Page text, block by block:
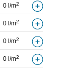
0 l/m2
0 l/m2
0 l/m2
0 l/m2